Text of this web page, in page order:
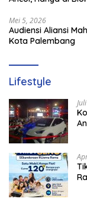
Mei 5, 2026
Audiensi Aliansi
Kota Palembang
Lifestyle